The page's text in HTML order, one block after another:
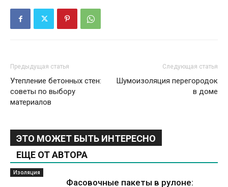
Предыдущая статья
Утепление бетонных стен:
советы по выбору
материалов
Следующая статья
Шумоизоляция перегородок
в доме
ЭТО МОЖЕТ БЫТЬ ИНТЕРЕСНО
ЕЩЕ ОТ АВТОРА
Изоляция
Фасовочные пакеты в рулоне: